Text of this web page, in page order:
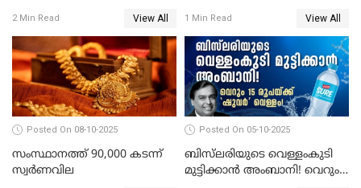
അറസ്റ്റിൽ; ഇഡി അന്വേഷണം
വ്യാപിപ്പിക്കുന്നു
2 Min Read View All 1 Min Read View All
Posted On 08-10-2025
സംസ്ഥാനത്ത് 90,000 കടന്ന്
സ്വര്‍ണവില
Posted On 05-10-2025
ബിസ്‌ലരിയുടെ വെള്ളംകുടി
മുട്ടിക്കാൻ അംബാനി! വെറും